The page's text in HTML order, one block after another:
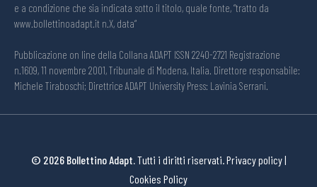
e a condizione che sia indicata sotto il titolo, quale fonte, “tratto da
www.bollettinoadapt.it n.X, data“
Pubblicazione on line della Collana ADAPT ISSN 2240-2721 Registrazione
n.1609, 11 novembre 2001, Tribunale di Modena, Italia. Direttore responsabile:
Michele Tiraboschi; Direttrice ADAPT University Press: Lavinia Serrani.
© 2026 Bollettino Adapt.Tutti i diritti riservati.Privacy policy|
Cookies Policy